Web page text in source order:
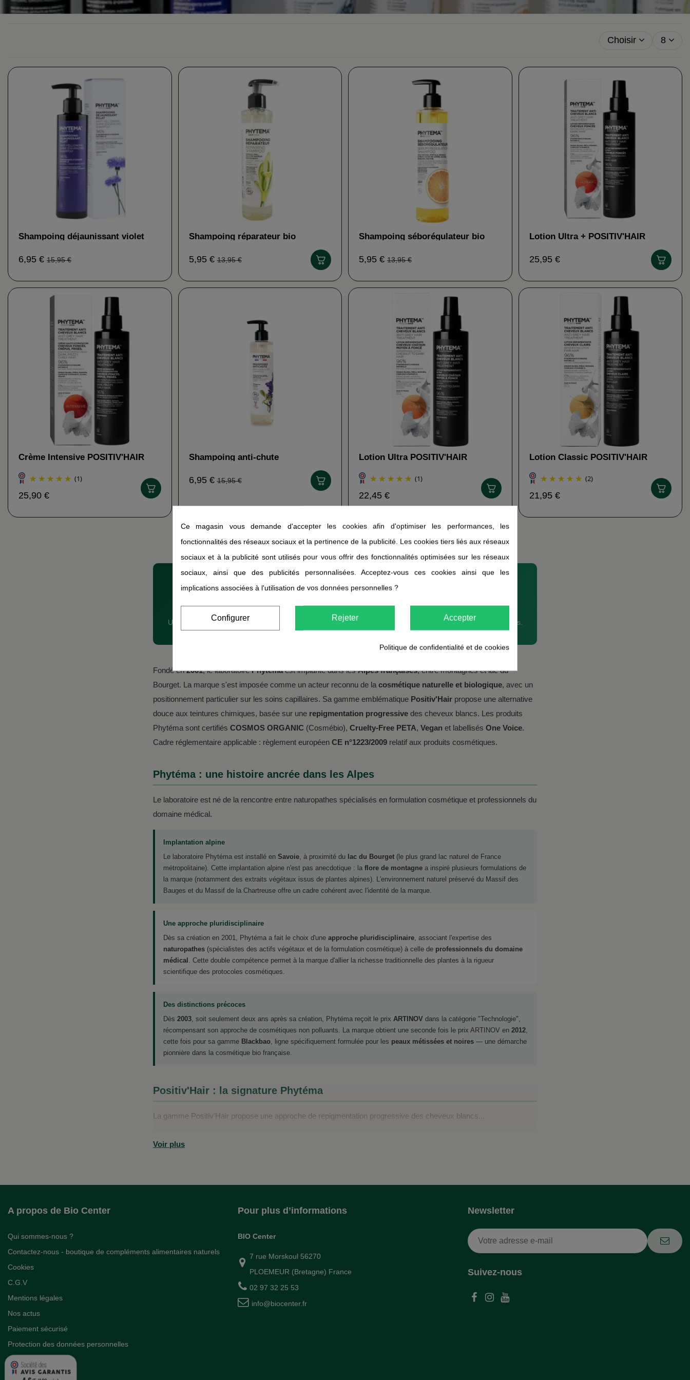
Choisir 8
Shampoing déjaunissant violet
6,95 € 15,95 €
Shampoing réparateur bio
5,95 €13,95 €
Shampoing séborégulateur bio
5,95 € 13,95 €
Lotion Ultra + POSITIV'HAIR
25,95 €
Crème Intensive POSITIV'HAIR
(1)
25,90 €
Shampoing anti-chute
6,95 €15,95 €
Lotion Ultra POSITIV'HAIR
(1)
22,45 €
Lotion Classic POSITIV'HAIR
(2)
21,95 €
COSMÉTIQUES NATURELS · CHEVEUX & PEAU · ALPES · DEPUIS 2001
Un laboratoire français installé au cœur des Alpes, pionnier de la cosmétique naturelle depuis plus de 20 ans.
Fondé en2001, le laboratoirePhytémaest implanté dans lesAlpes françaises, entre montagnes et lac du
Bourget. La marque s'est imposée comme un acteur reconnu de la cosmétique naturelle et biologique, avec un
positionnement particulier sur les soins capillaires. Sa gamme emblématique Positiv'Hair propose une alternative
douce aux teintures chimiques, basée sur une repigmentation progressive des cheveux blancs. Les produits
Phytéma sont certifiés COSMOS ORGANIC (Cosmébio), Cruelty-Free PETA, Vegan et labellisés One Voice.
Cadre réglementaire applicable : règlement européen CE n°1223/2009 relatif aux produits cosmétiques.
Phytéma : une histoire ancrée dans les Alpes
Le laboratoire est né de la rencontre entre naturopathes spécialisés en formulation cosmétique et professionnels du
domaine médical.
Implantation alpine
Le laboratoire Phytéma est installé en Savoie, à proximité du lac du Bourget (le plus grand lac naturel de France
métropolitaine). Cette implantation alpine n'est pas anecdotique : la flore de montagne a inspiré plusieurs formulations de
la marque (notamment des extraits végétaux issus de plantes alpines). L'environnement naturel préservé du Massif des
Bauges et du Massif de la Chartreuse offre un cadre cohérent avec l'identité de la marque.
Une approche pluridisciplinaire
Dès sa création en 2001, Phytéma a fait le choix d'une approche pluridisciplinaire, associant l'expertise des
naturopathes (spécialistes des actifs végétaux et de la formulation cosmétique) à celle de professionnels du domaine
médical . Cette double compétence permet à la marque d'allier la richesse traditionnelle des plantes à la rigueur
scientifique des protocoles cosmétiques.
Des distinctions précoces
Dès 2003, soit seulement deux ans après sa création, Phytéma reçoit le prix ARTINOV dans la catégorie "Technologie",
récompensant son approche de cosmétiques non polluants. La marque obtient une seconde fois le prix ARTINOV en 2012,
cette fois pour sa gamme Blackbao, ligne spécifiquement formulée pour les peaux métissées et noires — une démarche
pionnière dans la cosmétique bio française.
Positiv'Hair : la signature Phytéma
La gamme Positiv'Hair propose une approche de repigmentation progressive des cheveux blancs...
Voir plus
A propos de Bio Center
Qui sommes-nous ?
Contactez-nous - boutique de compléments alimentaires naturels
Cookies
C.G.V
Mentions légales
Nos actus
Paiement sécurisé
Protection des données personnelles
Pour plus d’informations
BIO Center
7 rue Morskoul 56270
PLOEMEUR (Bretagne) France
02 97 32 25 53
info@biocenter.fr
Suivez-nous
Newsletter
Ce magasin vous demande d'accepter les cookies afin d'optimiser les performances, les
fonctionnalités des réseaux sociaux et la pertinence de la publicité. Les cookies tiers liés aux réseaux
sociaux et à la publicité sont utilisés pour vous offrir des fonctionnalités optimisées sur les réseaux
sociaux, ainsi que des publicités personnalisées. Acceptez-vous ces cookies ainsi que les
implications associées à l'utilisation de vos données personnelles ?
Configurer Rejeter Accepter
Politique de confidentialité et de cookies